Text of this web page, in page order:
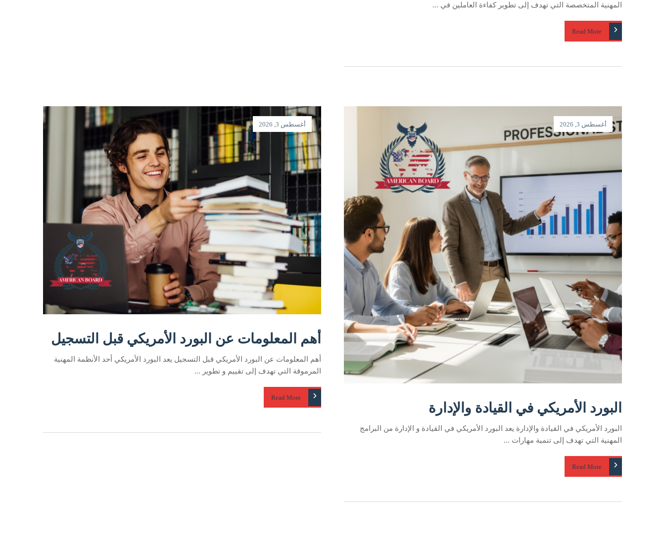
المهنية المتخصصة التي تهدف إلى تطوير كفاءة العاملين في ...
Read More
البورد الأمريكي في القيادة والإدارة
أغسطس 3, 2026
البورد الأمريكي في القيادة والإدارة يعد البورد الأمريكي في القيادة و الإدارة من البرامج
المهنية التي تهدف إلى تنمية مهارات ...
Read More
أهم المعلومات عن البورد الأمريكي قبل التسجيل
أغسطس 3, 2026
أهم المعلومات عن البورد الأمريكي قبل التسجيل يعد البورد الأمريكي أحد الأنظمة المهنية
المرموقة التي تهدف إلى تقييم و تطوير ...
Read More